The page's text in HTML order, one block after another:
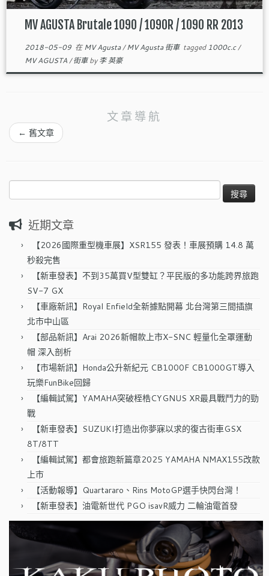
MV AGUSTA Brutale 1090 / 1090R / 1090 RR 2013
2018-05-09在MV Agusta/MV Agusta 街車 tagged1000c.c/
MV AGUSTA/街車by李 英豪
文章導航
← 舊文章
尋
鍵
近期文章
【2026國際重型機車展】XSR155 發表！車展預購 14.8 萬
秒殺完售
【新車發表】不到35萬買V型雙缸？平民版的多功能跨界旅跑
SV-7 GX
【車廠新訊】Royal Enfield全新據點開幕 北台灣第三間插旗
北市中山區
【部品新訊】Arai 2026新帽款上市X-SNC 輕量化全罩運動
帽 深入剖析
【市場新訊】Honda公升新紀元 CB1000F CB1000GT導入
玩樂FunBike回歸
【編輯試駕】YAMAHA突破桎梏CYGNUS XR最具戰鬥力的勁
戰
【新車發表】SUZUKI打造出你夢寐以求的復古街車GSX
8T/8TT
【編輯試駕】都會旅跑新篇章2025 YAMAHA NMAX155改款
上市
【活動報導】Quartararo、Rins MotoGP選手快閃台灣！
【新車發表】油電新世代 PGO isavR威力 二輪油電首發